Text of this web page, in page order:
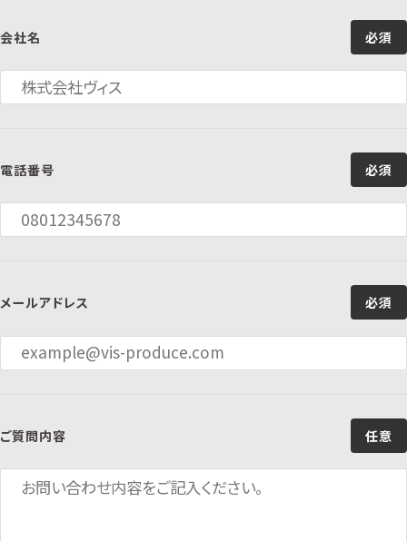
会社名 必須
電話番号 必須
メールアドレス 必須
ご質問内容 任意